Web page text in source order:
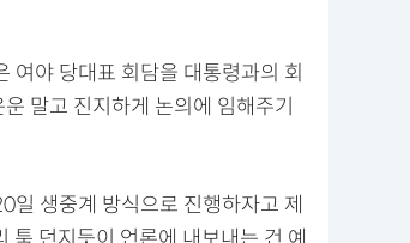
여야 당대표 회담을 대통령과의 회
말고 진지하게 논의에 임해주기
생중계 방식으로 진행하자고 제